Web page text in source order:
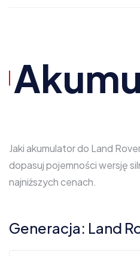
Jaki akumulator do Land
dopasuj pojemności wersję
najniższych cenach.
Generacja: Land